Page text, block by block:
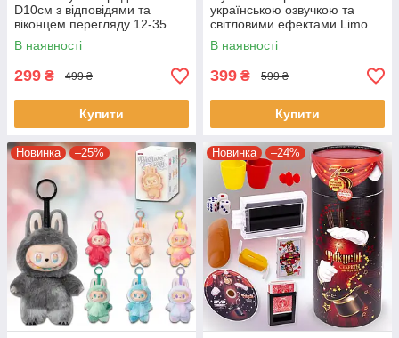
D10см з відповідями та
віконцем перегляду 12-35
В наявності
299 ₴ 499 ₴
Купити
українською озвучкою та
світловими ефектами Limo
Toy 7737 UK
В наявності
399 ₴ 599 ₴
Купити
Новинка –25% Новинка –24%